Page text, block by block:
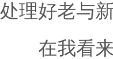
处理好老与
在我看来